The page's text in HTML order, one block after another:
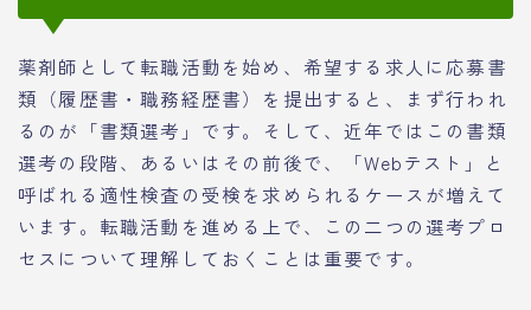
薬剤師として転職活動を始め、希望する求人に応募書
類（履歴書・職務経歴書）を提出すると、まず行われ
るのが「書類選考」です。そして、近年ではこの書類
選考の段階、あるいはその前後で、「Webテスト」と
呼ばれる適性検査の受検を求められるケースが増えて
います。転職活動を進める上で、この二つの選考プロ
セスについて理解しておくことは重要です。